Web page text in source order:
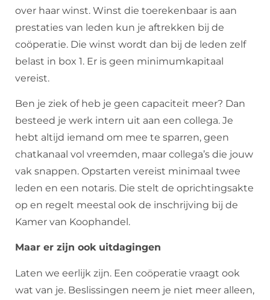
over haar winst. Winst die toerekenbaar is aan
prestaties van leden kun je aftrekken bij de
coöperatie. Die winst wordt dan bij de leden zelf
belast in box 1. Er is geen minimumkapitaal
vereist.
Ben je ziek of heb je geen capaciteit meer? Dan
besteed je werk intern uit aan een collega. Je
hebt altijd iemand om mee te sparren, geen
chatkanaal vol vreemden, maar collega’s die jouw
vak snappen. Opstarten vereist minimaal twee
leden en een notaris. Die stelt de oprichtingsakte
op en regelt meestal ook de inschrijving bij de
Kamer van Koophandel.
Maar er zijn ook uitdagingen
Laten we eerlijk zijn. Een coöperatie vraagt ook
wat van je. Beslissingen neem je niet meer alleen,